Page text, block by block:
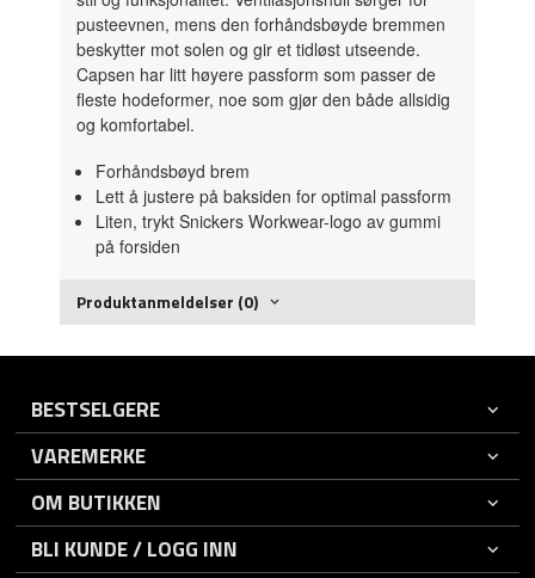
pusteevnen, mens den forhåndsbøyde bremmen
beskytter mot solen og gir et tidløst utseende.
Capsen har litt høyere passform som passer de
fleste hodeformer, noe som gjør den både allsidig
og komfortabel.
Forhåndsbøyd brem
Lett å justere på baksiden for optimal passform
Liten, trykt Snickers Workwear-logo av gummi
på forsiden
Produktanmeldelser (0)
BESTSELGERE
VAREMERKE
OM BUTIKKEN
BLI KUNDE / LOGG INN